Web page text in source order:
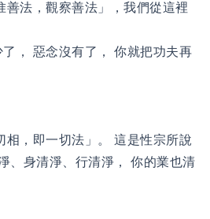
法，觀察善法」，我們從這裡
， 惡念沒有了， 你就把功夫再
相，即一切法」。 這是性宗所說
、身清淨、行清淨， 你的業也清